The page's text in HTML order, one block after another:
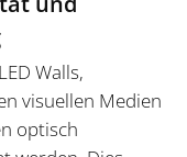
Walls,
visuellen Medien
optisch